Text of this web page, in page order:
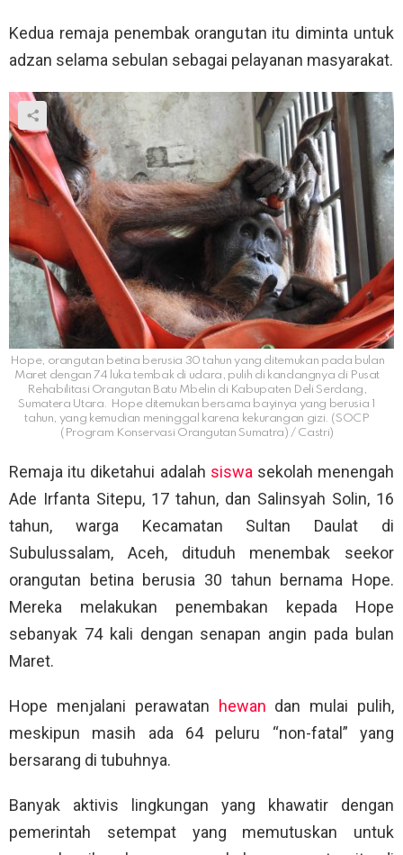
Kedua remaja penembak orangutan itu diminta untuk
adzan selama sebulan sebagai pelayanan masyarakat.
Hope, orangutan betina berusia 30 tahun yang ditemukan pada bulan
Maret dengan 74 luka tembak di udara, pulih di kandangnya di Pusat
Rehabilitasi Orangutan Batu Mbelin di Kabupaten Deli Serdang,
Sumatera Utara. Hope ditemukan bersama bayinya yang berusia 1
tahun, yang kemudian meninggal karena kekurangan gizi. (SOCP
(Program Konservasi Orangutan Sumatra) / Castri)
Remaja itu diketahui adalah siswasekolah menengah
Ade Irfanta Sitepu, 17 tahun, dan Salinsyah Solin, 16
tahun, warga Kecamatan Sultan Daulat di
Subulussalam, Aceh, dituduh menembak seekor
orangutan betina berusia 30 tahun bernama Hope.
Mereka melakukan penembakan kepada Hope
sebanyak 74 kali dengan senapan angin pada bulan
Maret.
Hope menjalani perawatan hewan dan mulai pulih,
meskipun masih ada 64 peluru “non-fatal” yang
bersarang di tubuhnya.
Banyak aktivis lingkungan yang khawatir dengan
pemerintah setempat yang memutuskan untuk